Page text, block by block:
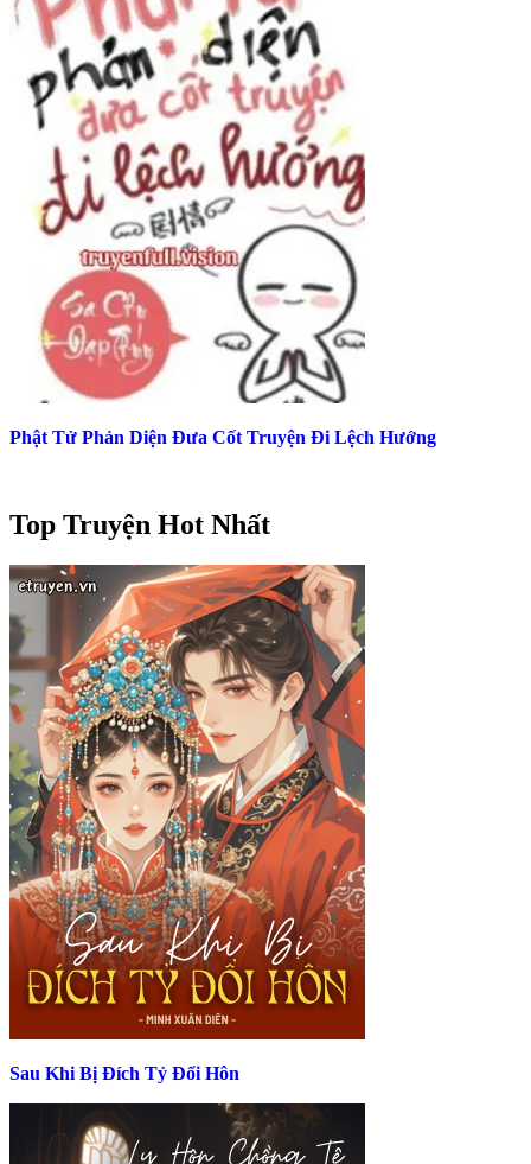
Phật Tử Phản Diện Đưa Cốt Truyện Đi Lệch Hướng
Top Truyện Hot Nhất
Sau Khi Bị Đích Tỷ Đổi Hôn